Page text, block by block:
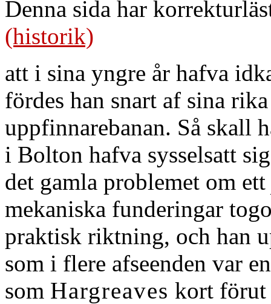
Denna sida har
(historik)
att i sina yngre år hafva
fördes han snart af sina
uppfinnarebanan. Så skall
i Bolton hafva sysselsatt
det gamla problemet om ett
mekaniska funderingar
praktisk riktning, och han
som i flere afseenden var
som Hargreaves kort förut